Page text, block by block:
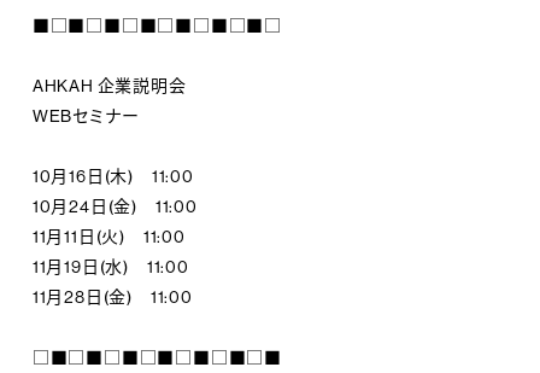
■□■□■□■□■□■□■□
AHKAH 企業説明会
WEBセミナー
10月16日(木) 11:00
10月24日(金) 11:00
11月11日(火) 11:00
11月19日(水) 11:00
11月28日(金) 11:00
□■□■□■□■□■□■□■